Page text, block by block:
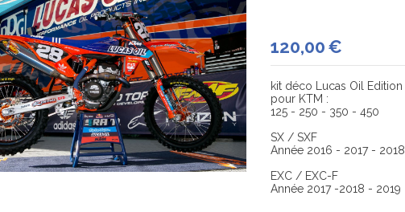
120,00€
kit déco Lucas Oil Edition
pour KTM :
125 - 250 - 350 - 450
SX / SXF
Année 2016 - 2017 - 2018
EXC / EXC-F
Année 2017 -2018 - 2019